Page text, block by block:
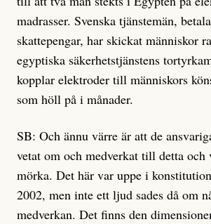
madrasser. Svenska tjänstemän,
skattepengar, har skickat människor
egyptiska säkerhetstjänstens
kopplar elektroder till människors
som höll på i månader.
SB: Och ännu värre är att de
vetat om och medverkat till detta och
mörka. Det här var uppe i
2002, men inte ett ljud sades då om
medverkan. Det finns den